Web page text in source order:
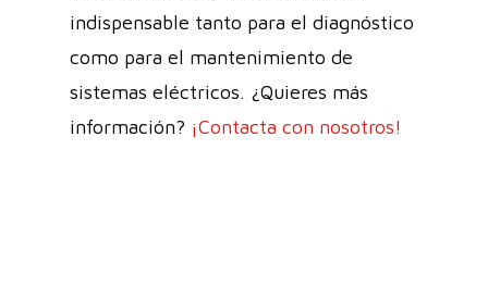
indispensable tanto para el diagnóstico
como para el mantenimiento de
sistemas eléctricos. ¿Quieres más
información? ¡Contacta con nosotros!